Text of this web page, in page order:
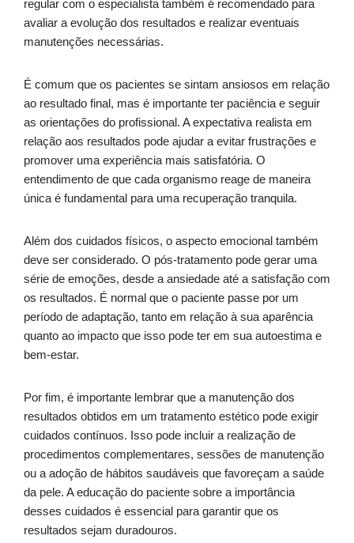
regular com o especialista também é recomendado para
avaliar a evolução dos resultados e realizar eventuais
manutenções necessárias.
É comum que os pacientes se sintam ansiosos em relação
ao resultado final, mas é importante ter paciência e seguir
as orientações do profissional. A expectativa realista em
relação aos resultados pode ajudar a evitar frustrações e
promover uma experiência mais satisfatória. O
entendimento de que cada organismo reage de maneira
única é fundamental para uma recuperação tranquila.
Além dos cuidados físicos, o aspecto emocional também
deve ser considerado. O pós-tratamento pode gerar uma
série de emoções, desde a ansiedade até a satisfação com
os resultados. É normal que o paciente passe por um
período de adaptação, tanto em relação à sua aparência
quanto ao impacto que isso pode ter em sua autoestima e
bem-estar.
Por fim, é importante lembrar que a manutenção dos
resultados obtidos em um tratamento estético pode exigir
cuidados contínuos. Isso pode incluir a realização de
procedimentos complementares, sessões de manutenção
ou a adoção de hábitos saudáveis que favoreçam a saúde
da pele. A educação do paciente sobre a importância
desses cuidados é essencial para garantir que os
resultados sejam duradouros.